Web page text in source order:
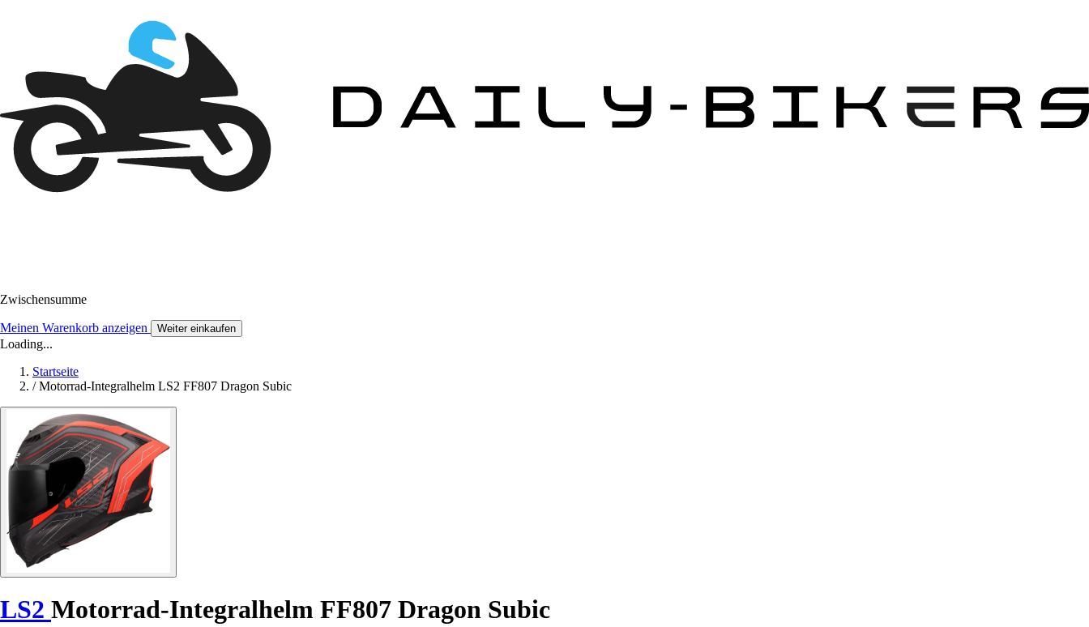
Zwischensumme
Meinen Warenkorb anzeigen Weiter einkaufen
Loading...
Startseite
/ Motorrad-Integralhelm LS2 FF807 Dragon Subic
LS2 Motorrad-Integralhelm FF807 Dragon Subic